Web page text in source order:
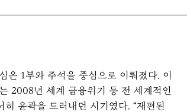
은 1부와 주석을 중심으로 이뤄졌다. 이
2008년 세계 금융위기 등 전 세계적인
히 윤곽을 드러내던 시기였다. “재편된